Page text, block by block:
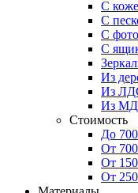
C
C
C
C
Из
Из
Из
Стоимость
До
От
От
От